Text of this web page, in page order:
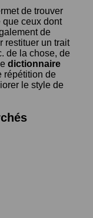
de trouver
que ceux dont
de
restituer un trait
de la chose, de
dictionnaire
répétition de
le style de